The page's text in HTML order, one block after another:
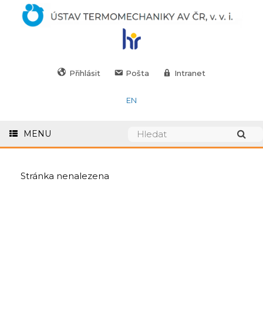
Přihlásit Pošta Intranet
EN
MENU
Stránka nenalezena